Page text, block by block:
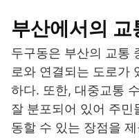
부산에서의 교
두구동은 부산의 교통
로와 연결되는 도로가
하다. 또한, 대중교통
잘 분포되어 있어 주민
동할 수 있는 장점을